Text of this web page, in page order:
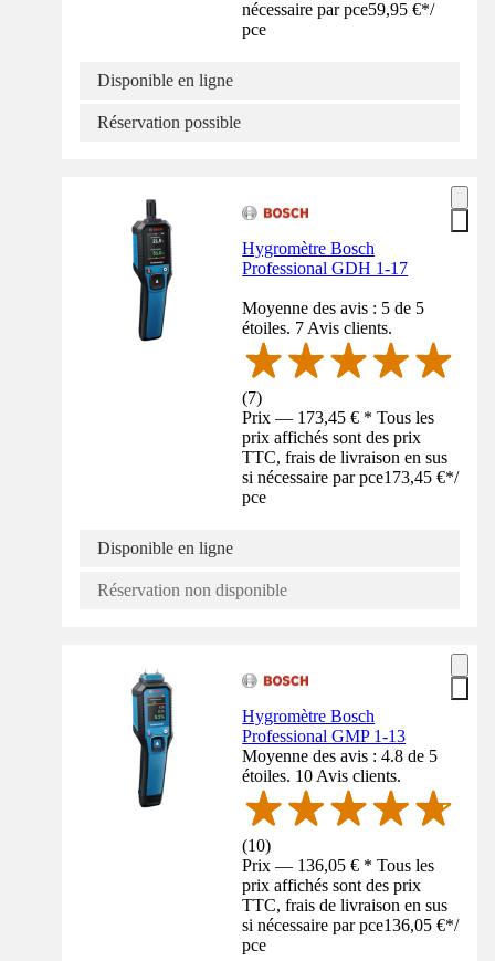
nécessaire par pce59,95 €*/
pce
Disponible en ligne
Réservation possible
Hygromètre Bosch
Professional GDH 1-17
Moyenne des avis : 5 de 5
étoiles. 7 Avis clients.
(7)
Prix — 173,45 € * Tous les
prix affichés sont des prix
TTC, frais de livraison en sus
si nécessaire par pce173,45 €*/
pce
Disponible en ligne
Réservation non disponible
Hygromètre Bosch
Professional GMP 1-13
Moyenne des avis : 4.8 de 5
étoiles. 10 Avis clients.
(10)
Prix — 136,05 € * Tous les
prix affichés sont des prix
TTC, frais de livraison en sus
si nécessaire par pce136,05 €*/
pce